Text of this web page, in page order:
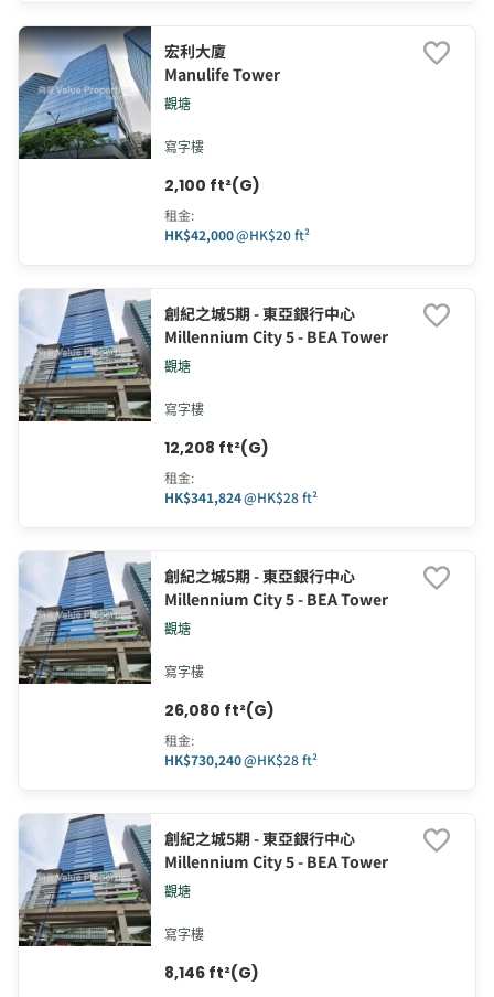
宏利大廈
Manulife Tower
觀塘
寫字樓
2,100 ft²(G)
租金:
HK$42,000@HK$20 ft²
創紀之城5期 - 東亞銀行中心
Millennium City 5 - BEA Tower
觀塘
寫字樓
12,208 ft²(G)
租金:
HK$341,824@HK$28 ft²
創紀之城5期 - 東亞銀行中心
Millennium City 5 - BEA Tower
觀塘
寫字樓
26,080 ft²(G)
租金:
HK$730,240@HK$28 ft²
創紀之城5期 - 東亞銀行中心
Millennium City 5 - BEA Tower
觀塘
寫字樓
8,146 ft²(G)